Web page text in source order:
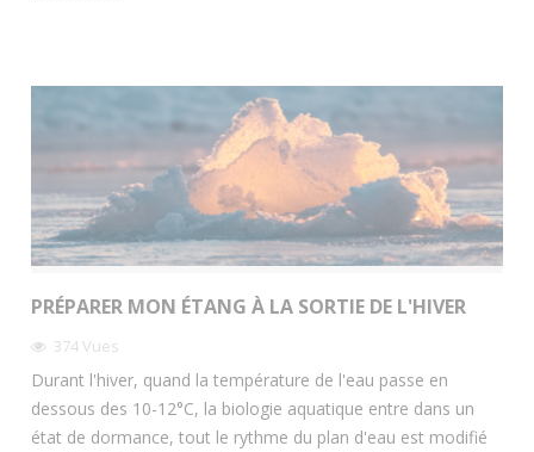
PRÉPARER MON ÉTANG À LA SORTIE DE L'HIVER
374Vues
Durant l'hiver, quand la température de l'eau passe en
dessous des 10-12°C, la biologie aquatique entre dans un
état de dormance, tout le rythme du plan d'eau est modifié